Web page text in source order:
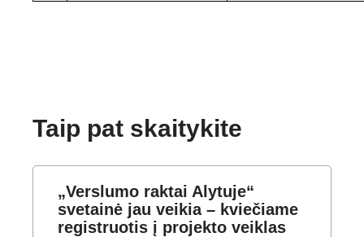
Taip pat skaitykite
„Verslumo raktai Alytuje“
svetainė jau veikia – kviečiame
registruotis į projekto veiklas